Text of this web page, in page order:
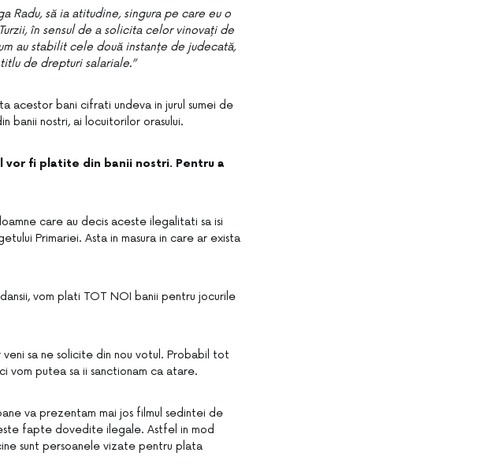
Radu, să ia atitudine, singura pe care eu o
în sensul de a solicita celor vinovați de
au stabilit cele două instanțe de judecată,
de drepturi salariale.”
acestor bani cifrati undeva in jurul sumei de
banii nostri, ai locuitorilor orasului.
vor fi platite din banii nostri. Pentru a
care au decis aceste ilegalitati sa isi
Primariei. Asta in masura in care ar exista
vom plati TOT NOI banii pentru jocurile
veni sa ne solicite din nou votul. Probabil tot
vom putea sa ii sanctionam ca atare.
va prezentam mai jos filmul sedintei de
fapte dovedite ilegale. Astfel in mod
sunt persoanele vizate pentru plata